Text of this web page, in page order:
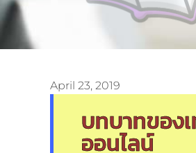
April 23, 2019
บทบาทของ
ออนไลน์